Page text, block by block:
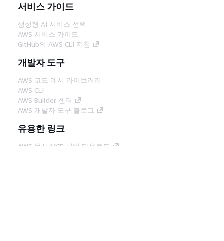
서비스 가이드
생성형 AI 서비스 선택
AWS 서비스 가이드
GitHub의 AWS CLI 지침
개발자 도구
AWS 코드 예시 라이브러리
AWS CLI
AWS Builder 센터
AWS 개발자 도구 블로그
유용한 링크
AWS 문서 MCP 서버 다운로드